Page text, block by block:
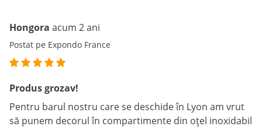
Hongora acum 2 ani
Postat pe Expondo France
Produs grozav!
Pentru barul nostru care se deschide în Lyon am vrut
să punem decorul în compartimente din oțel inoxidabil